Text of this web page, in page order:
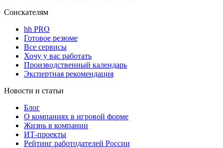
Соискателям
hh PRO
Готовое резюме
Все сервисы
Хочу у вас работать
Производственный календарь
Экспертная рекомендация
Новости и статьи
Блог
О компаниях в игровой форме
Жизнь в компании
ИТ-проекты
Рейтинг работодателей России